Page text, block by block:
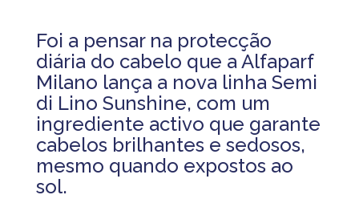
Foi a pensar na protecção
diária do cabelo que a Alfaparf
Milano lança a nova linha Semi
di Lino Sunshine, com um
ingrediente activo que garante
cabelos brilhantes e sedosos,
mesmo quando expostos ao
sol.